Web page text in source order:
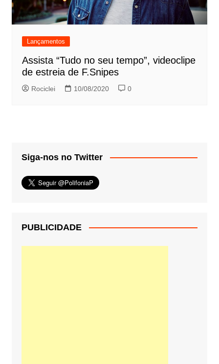
Lançamentos
Assista “Tudo no seu tempo”, videoclipe
de estreia de F.Snipes
Rociclei 10/08/2020 0
Siga-nos no Twitter
PUBLICIDADE